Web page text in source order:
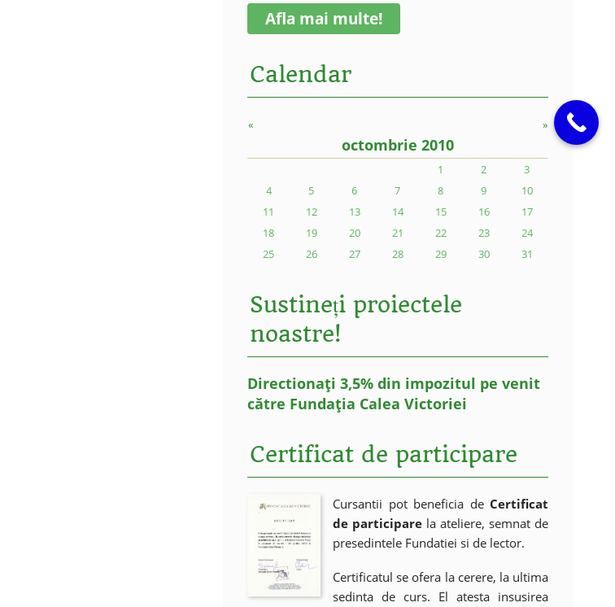
Afla mai multe!
Calendar
« »
octombrie 2010
1 2
3
4
5 6 7 8 9
10
11
12 13 14 15 16
17
18
19 20 21 22 23
24
25
26 27 28 29 30 31
Sustineți proiectele
noastre!
Directionați 3,5% din impozitul pe venit
către Fundația Calea Victoriei
Certificat de participare
Cursantii pot beneficia de Certificat
de participare la ateliere, semnat de
presedintele Fundatiei si de lector.
Certificatul se ofera la cerere, la ultima
sedinta de curs. El atesta insusirea